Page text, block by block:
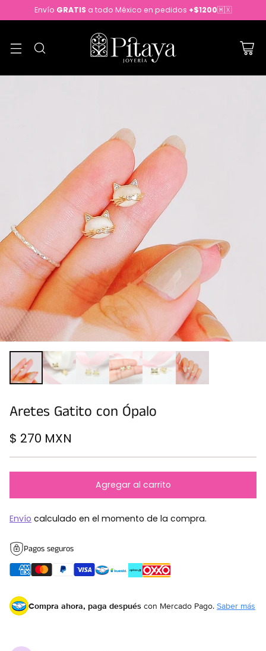
Envío GRATIS a todo México en pedidos +$1200🇲🇽
Aretes Gatito con Ópalo
Precio
$ 270 MXN
Agregar al carrito
Envío calculado en el momento de la compra.
Pagos seguros
Compra ahora, paga después con Mercado Pago. Saber más